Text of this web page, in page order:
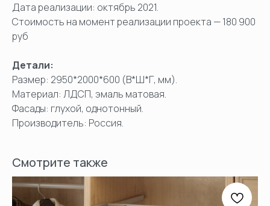
Дата реализации: октябрь 2021.
Стоимость на момент реализации проекта — 180 900
руб
Детали:
Размер: 2950*2000*600 (В*Ш*Г, мм).
Материал: ЛДСП, эмаль матовая.
Фасады: глухой, однотонный.
Производитель: Россия.
Смотрите также